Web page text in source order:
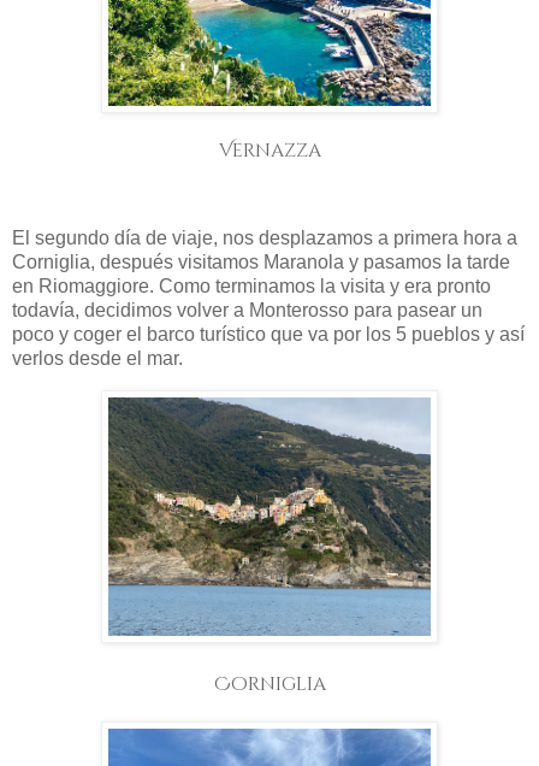
Vernazza
El segundo día de viaje, nos desplazamos a primera hora a
Corniglia, después visitamos Maranola y pasamos la tarde
en Riomaggiore. Como terminamos la visita y era pronto
todavía, decidimos volver a Monterosso para pasear un
poco y coger el barco turístico que va por los 5 pueblos y así
verlos desde el mar.
Corniglia